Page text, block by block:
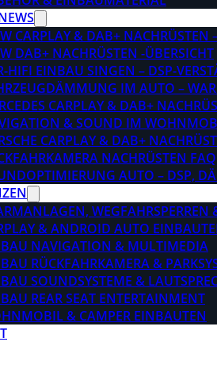
CARPLAY & DAB+ NACHRÜSTEN
DAB+ NACHRÜSTEN -ÜBERSICHT
HIFI EINBAU SINGEN – DSP-
IM AUTO –
CARPLAY & DAB+
& SOUND IM
CARPLAY & DAB+
NACHRÜSTEN FAQ
AUTO – DSP,
WEGFAHRSPERREN
& ANDROID AUTO
NAVIGATION & MULTIMEDIA
RÜCKFAHRKAMERA &
SOUNDSYSTEME &
REAR SEAT ENTERTAINMENT
& CAMPER EINBAUTEN